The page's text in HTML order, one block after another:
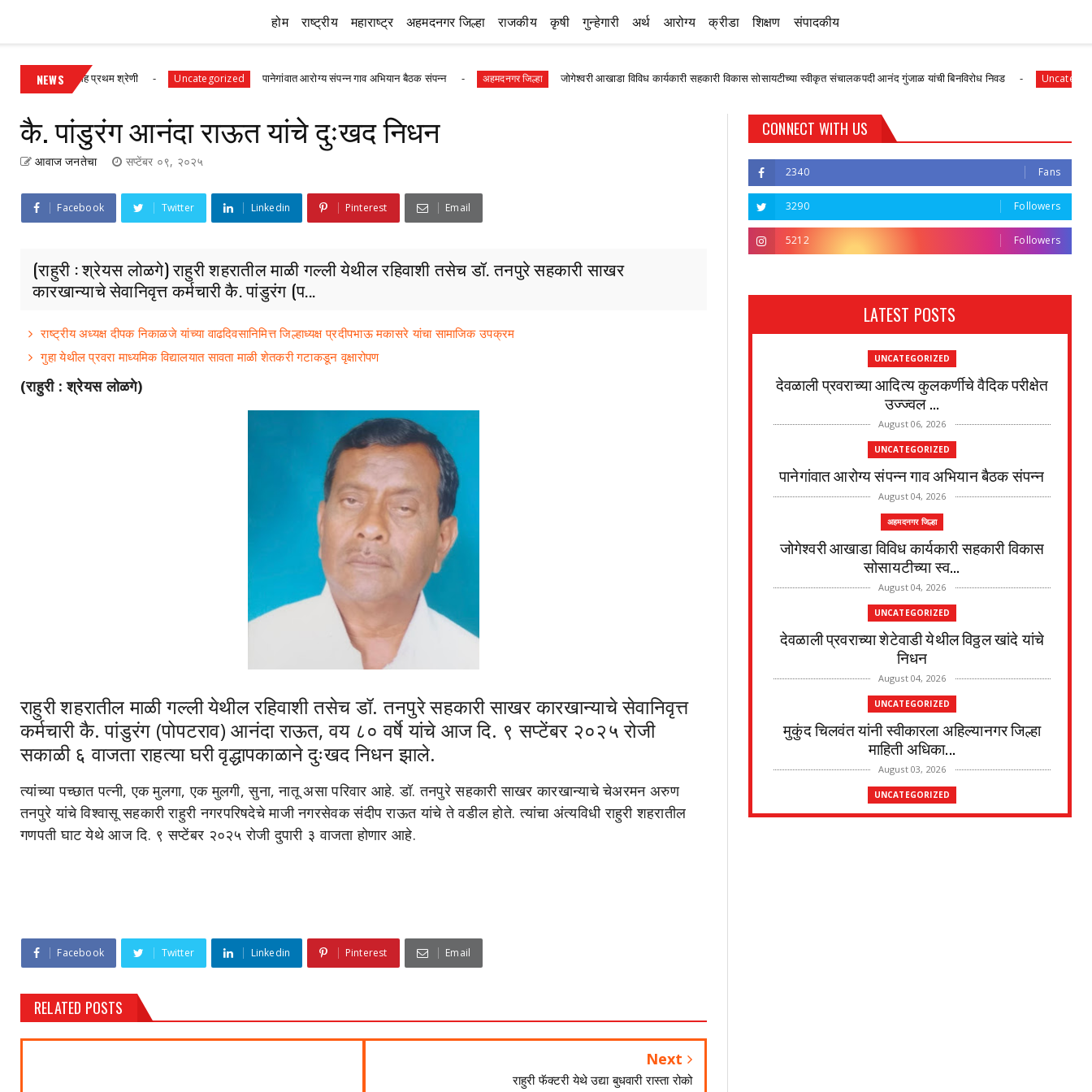
होम राष्ट्रीय महाराष्ट्र अहमदनगर जिल्हा राजकीय कृषी गुन्हेगारी अर्थ आरोग्य क्रीडा शिक्षण संपादकीय
NEWS
गुणांसह प्रथम श्रेणी Uncategorized पानेगांवात आरोग्य संपन्न गाव अभियान बैठक संपन्न अहमदनगर जिल्हा जोगेश्वरी आखाडा विविध कार्यकारी सहकारी विकास सोसायटीच्या स्वीकृत संचालकपदी आनंद गुंजाळ यांची बिनविरोध निवड Uncategorized
कै. पांडुरंग आनंदा राऊत यांचे दुःखद निधन
आवाज जनतेचा सप्टेंबर ०९, २०२५
Facebook Twitter Linkedin Pinterest Email
(राहुरी : श्रेयस लोळगे) राहुरी शहरातील माळी गल्ली येथील रहिवाशी तसेच डॉ. तनपुरे सहकारी साखर
कारखान्याचे सेवानिवृत्त कर्मचारी कै. पांडुरंग (प...
राष्ट्रीय अध्यक्ष दीपक निकाळजे यांच्या वाढदिवसानिमित्त जिल्हाध्यक्ष प्रदीपभाऊ मकासरे यांचा सामाजिक उपक्रम
गुहा येथील प्रवरा माध्यमिक विद्यालयात सावता माळी शेतकरी गटाकडून वृक्षारोपण
(राहुरी : श्रेयस लोळगे)
राहुरी शहरातील माळी गल्ली येथील रहिवाशी तसेच डॉ. तनपुरे सहकारी साखर कारखान्याचे सेवानिवृत्त
कर्मचारी कै. पांडुरंग (पोपटराव) आनंदा राऊत, वय ८० वर्षे यांचे आज दि. ९ सप्टेंबर २०२५ रोजी
सकाळी ६ वाजता राहत्या घरी वृद्धापकाळाने दुःखद निधन झाले.
त्यांच्या पच्छात पत्नी, एक मुलगा, एक मुलगी, सुना, नातू असा परिवार आहे. डॉ. तनपुरे सहकारी साखर कारखान्याचे चेअरमन अरुण
तनपुरे यांचे विश्वासू सहकारी राहुरी नगरपरिषदेचे माजी नगरसेवक संदीप राऊत यांचे ते वडील होते. त्यांचा अंत्यविधी राहुरी शहरातील
गणपती घाट येथे आज दि. ९ सप्टेंबर २०२५ रोजी दुपारी ३ वाजता होणार आहे.
Facebook Twitter Linkedin Pinterest Email
RELATED POSTS
Next
राहुरी फॅक्टरी येथे उद्या बुधवारी रास्ता रोको
CONNECT WITH US
2340 Fans
3290 Followers
5212 Followers
LATEST POSTS
UNCATEGORIZED
देवळाली प्रवराच्या आदित्य कुलकर्णीचे वैदिक परीक्षेत
उज्ज्वल ...
August 06, 2026
UNCATEGORIZED
पानेगांवात आरोग्य संपन्न गाव अभियान बैठक संपन्न
August 04, 2026
अहमदनगर जिल्हा
जोगेश्वरी आखाडा विविध कार्यकारी सहकारी विकास
सोसायटीच्या स्व...
August 04, 2026
UNCATEGORIZED
देवळाली प्रवराच्या शेटेवाडी येथील विठ्ठल खांदे यांचे
निधन
August 04, 2026
UNCATEGORIZED
मुकुंद चिलवंत यांनी स्वीकारला अहिल्यानगर जिल्हा
माहिती अधिका...
August 03, 2026
UNCATEGORIZED
देवळाली प्रवरा येथील विधिज्ञ ॲड. प्रकाश संसारे